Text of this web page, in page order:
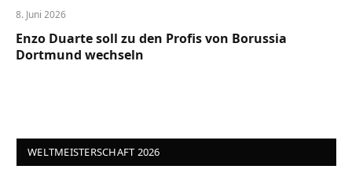
8. Juni 2026
Enzo Duarte soll zu den Profis von Borussia
Dortmund wechseln
WELTMEISTERSCHAFT 2026